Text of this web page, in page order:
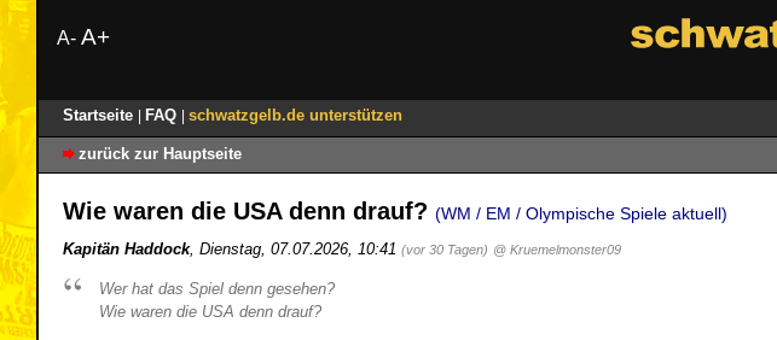
A- A+
Startseite FAQ schwatzgelb.de unterstützen
zurück zur Hauptseite
Wie waren die USA denn drauf? (WM / EM / Olympische Spiele aktuell)
Kapitän Haddock, Dienstag, 07.07.2026, 10:41 (vor 30 Tagen) @ Kruemelmonster09
Wer hat das Spiel denn gesehen?
Wie waren die USA denn drauf?